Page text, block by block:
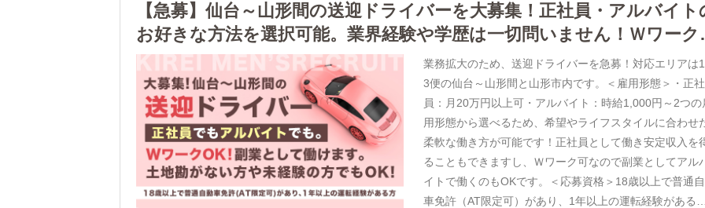
【急募】仙台～山形間の送迎ドライバーを大募集！正社員・アルバイト
お好きな方法を選択可能。業界経験や学歴は一切問いません！Ｗワーク
なので、副業として働きたい方も歓迎いたします！業務拡大のため、送迎ドライバーを急募！対応エリアは
3便の仙台～山形間と山形市内です。＜雇用形態＞・正社
員：月20万円以上可・アルバイト：時給1,000円～2つの
用形態から選べるため、希望やライフスタイルに合わせ
柔軟な働き方が可能です！正社員として働き安定収入を
ることもできますし、Ｗワーク可なので副業としてアル
イトで働くのもOKです。＜応募資格＞18歳以上で普通
車免許（AT限定可）があり、1年以上の運転経験がある